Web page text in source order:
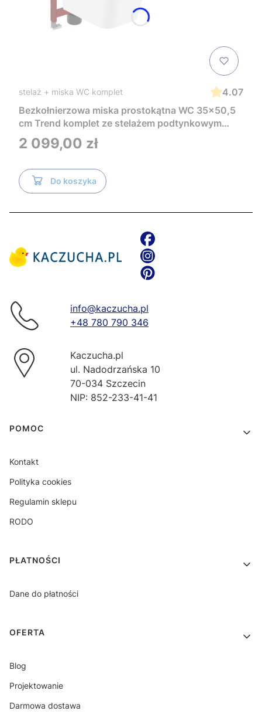
stelaż + miska WC komplet
4.07
Bezkołnierzowa miska prostokątna WC 35x50,5
cm Trend komplet ze stelażem podtynkowym
Tece i czarnym przyciskiem TeceNow
TR2216+Tece
Cena
2 099,00 zł
Do koszyka
info@kaczucha.pl
+48 780 790 346
Kaczucha.pl
ul. Nadodrzańska 10
70-034 Szczecin
NIP: 852-233-41-41
Linki w stopce
POMOC
Kontakt
Polityka cookies
Regulamin sklepu
RODO
PŁATNOŚCI
Dane do płatności
OFERTA
Blog
Projektowanie
Darmowa dostawa